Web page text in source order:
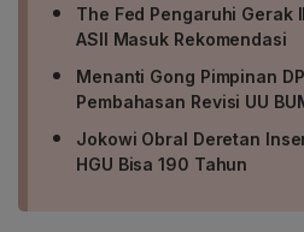
The Fed Pengaruhi Gerak
ASII Masuk Rekomendasi
Menanti Gong Pimpinan
Pembahasan Revisi UU
Jokowi Obral Deretan
HGU Bisa 190 Tahun